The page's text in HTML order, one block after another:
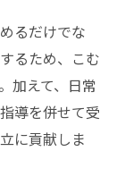
るだけでな
るため、こむ
加えて、日常
導を併せて受
に貢献しま